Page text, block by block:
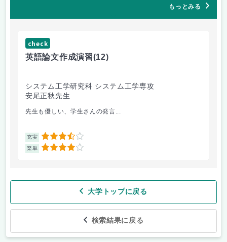
もっとみる
check
英語論文作成演習(12)
システム工学研究科 システム工学専攻
安尾正秋先生
先生も優しい、学生さんの発言...
充実 3.5
楽単 4
大学トップに戻る
検索結果に戻る